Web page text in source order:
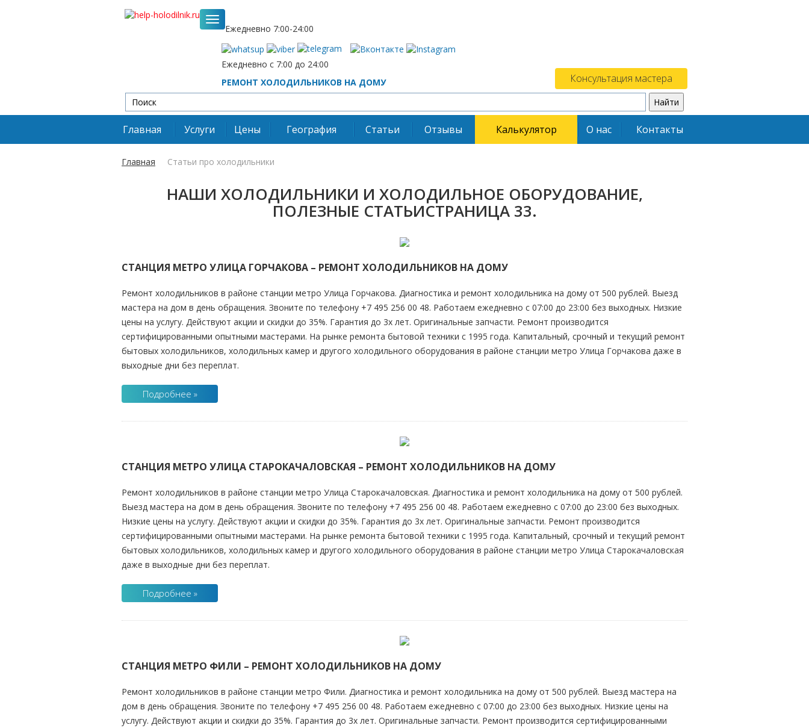
Ежедневно 7:00-24:00
Консультация мастера
Ежедневно с 7:00 до 24:00
РЕМОНТ ХОЛОДИЛЬНИКОВ НА ДОМУ
Главная Услуги Цены География Статьи Отзывы Калькулятор О нас Контакты
Главная Статьи про холодильники
НАШИ ХОЛОДИЛЬНИКИ И ХОЛОДИЛЬНОЕ ОБОРУДОВАНИЕ,
ПОЛЕЗНЫЕ СТАТЬИСТРАНИЦА 33.
СТАНЦИЯ МЕТРО УЛИЦА ГОРЧАКОВА – РЕМОНТ ХОЛОДИЛЬНИКОВ НА ДОМУ
Ремонт холодильников в районе станции метро Улица Горчакова. Диагностика и ремонт холодильника на дому от 500 рублей. Выезд
мастера на дом в день обращения. Звоните по телефону +7 495 256 00 48. Работаем ежедневно с 07:00 до 23:00 без выходных. Низкие
цены на услугу. Действуют акции и скидки до 35%. Гарантия до 3х лет. Оригинальные запчасти. Ремонт производится
сертифицированными опытными мастерами. На рынке ремонта бытовой техники с 1995 года. Капитальный, срочный и текущий ремонт
бытовых холодильников, холодильных камер и другого холодильного оборудования в районе станции метро Улица Горчакова даже в
выходные дни без переплат.
Подробнее »
СТАНЦИЯ МЕТРО УЛИЦА СТАРОКАЧАЛОВСКАЯ – РЕМОНТ ХОЛОДИЛЬНИКОВ НА ДОМУ
Ремонт холодильников в районе станции метро Улица Старокачаловская. Диагностика и ремонт холодильника на дому от 500 рублей.
Выезд мастера на дом в день обращения. Звоните по телефону +7 495 256 00 48. Работаем ежедневно с 07:00 до 23:00 без выходных.
Низкие цены на услугу. Действуют акции и скидки до 35%. Гарантия до 3х лет. Оригинальные запчасти. Ремонт производится
сертифицированными опытными мастерами. На рынке ремонта бытовой техники с 1995 года. Капитальный, срочный и текущий ремонт
бытовых холодильников, холодильных камер и другого холодильного оборудования в районе станции метро Улица Старокачаловская
даже в выходные дни без переплат.
Подробнее »
СТАНЦИЯ МЕТРО ФИЛИ – РЕМОНТ ХОЛОДИЛЬНИКОВ НА ДОМУ
Ремонт холодильников в районе станции метро Фили. Диагностика и ремонт холодильника на дому от 500 рублей. Выезд мастера на
дом в день обращения. Звоните по телефону +7 495 256 00 48. Работаем ежедневно с 07:00 до 23:00 без выходных. Низкие цены на
услугу. Действуют акции и скидки до 35%. Гарантия до 3х лет. Оригинальные запчасти. Ремонт производится сертифицированными